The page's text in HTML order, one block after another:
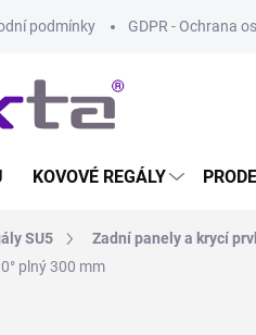
podmínky GDPR - Ochrana
KOVOVÉ REGÁLY
SU5 Zadní panely a krycí
plný 300 mm